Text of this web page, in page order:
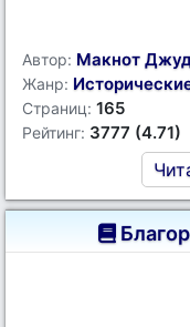
Автор: Макнот
Жанр:
Страниц: 165
Рейтинг: 3777 (4.71)